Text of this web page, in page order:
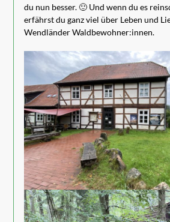
du nun besser. 🙂 Und wenn du es
erfährst du ganz viel über Leben und
Wendländer Waldbewohner:innen.